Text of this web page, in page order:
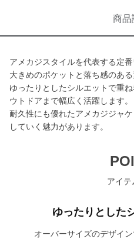
商品
アメカジスタイルを代表する定番
大きめのポケットと落ち感のあ
ゆったりとしたシルエットで重
ウトドアまで幅広く活躍します。
耐久性にも優れたアメカジジャ
していく魅力があります。
アイテ
ゆったりとした
オーバーサイズのデザイ